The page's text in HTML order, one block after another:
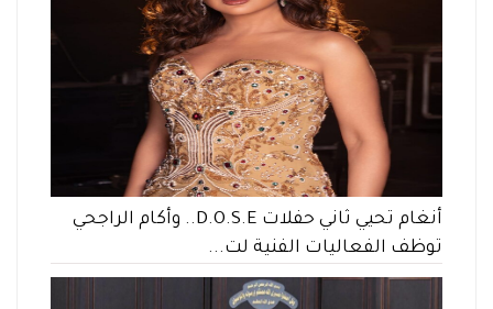
أنغام تحيي ثاني حفلات D.O.S.E.. وأكام الراجحي
توظف الفعاليات الفنية لت...